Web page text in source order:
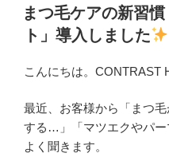
稿
日:
まつ毛ケアの新習
ト」導入しました
こんにちは。CONTRAST
最近、お客様から「まつ
する…」「マツエクやパー
よく聞きます。